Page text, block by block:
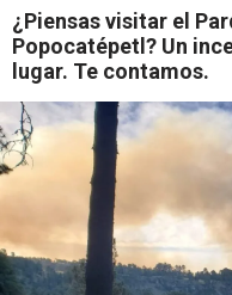
¿Piensas visitar el
Popocatépetl? Un
lugar. Te contamos.